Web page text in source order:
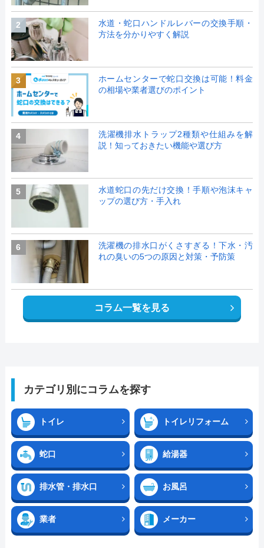
2
水道・蛇口ハンドルレバーの交換手順・
方法を分かりやすく解説
3
ホームセンターで蛇口交換は可能！料金
の相場や業者選びのポイント
4
洗濯機排水トラップ2種類や仕組みを解
説！知っておきたい機能や選び方
5
水道蛇口の先だけ交換！手順や泡沫キャ
ップの選び方・手入れ
6
洗濯機の排水口がくさすぎる！下水・汚
れの臭いの5つの原因と対策・予防策
コラム一覧を見る
カテゴリ別にコラムを探す
トイレ トイレリフォーム
蛇口 給湯器
排水管・排水口 お風呂
業者 メーカー